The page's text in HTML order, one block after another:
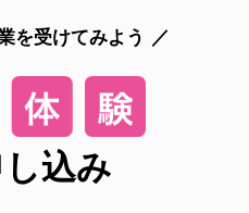
を受けてみよう
込み